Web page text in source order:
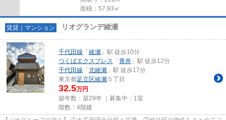
面積：57.93㎡
賃貸｜マンション リオグランデ綾瀬
千代田線 「 綾瀬 」駅 徒歩10分
つくばエクスプレス 「 青井 」駅 徒歩12分
千代田線 「 北綾瀬 」駅 徒歩17分
東京都足立区綾瀬 ５丁目
32.5万円
築年数：築29年 ｜募集中： 1室
階数：4階建